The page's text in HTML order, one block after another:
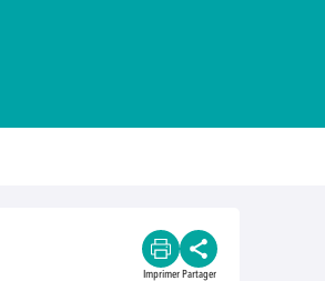
Imprimer Partager